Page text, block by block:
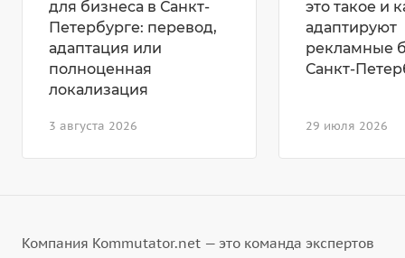
3 августа 2026
для бизнеса в Санкт-
Петербурге: перевод,
адаптация или
полноценная
локализация
29 июля 2026
это такое и
адаптируют
рекламные
Санкт-
Компания Kommutator.net — это команда экспертов